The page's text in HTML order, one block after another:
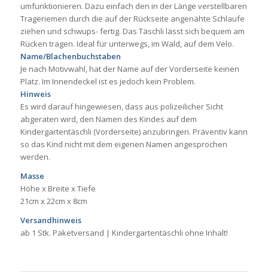
umfunktionieren. Dazu einfach den in der Länge verstellbaren
Trageriemen durch die auf der Rückseite angenähte Schlaufe
ziehen und schwups- fertig. Das Täschli lässt sich bequem am
Rücken tragen. Ideal für unterwegs, im Wald, auf dem Velo.
Name/Blachenbuchstaben
Je nach Motivwahl, hat der Name auf der Vorderseite keinen
Platz. Im Innendeckel ist es jedoch kein Problem.
Hinweis
Es wird darauf hingewiesen, dass aus polizeilicher Sicht
abgeraten wird, den Namen des Kindes auf dem
Kindergartentäschli (Vorderseite) anzubringen. Präventiv kann
so das Kind nicht mit dem eigenen Namen angesprochen
werden.
Masse
Höhe x Breite x Tiefe
21cm x 22cm x 8cm
Versandhinweis
ab 1 Stk. Paketversand | Kindergartentäschli ohne Inhalt!